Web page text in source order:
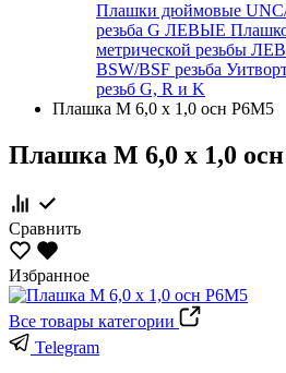
Плашки дюймовые
резьба G ЛЕВЫЕ
метрической резьбы
BSW/BSF резьба
резьб G, R и K
Плашка М 6,0 х 1,0 осн Р6М5
Плашка М 6,0 х 1,0
Сравнить
Избранное
Все товары категории
Telegram